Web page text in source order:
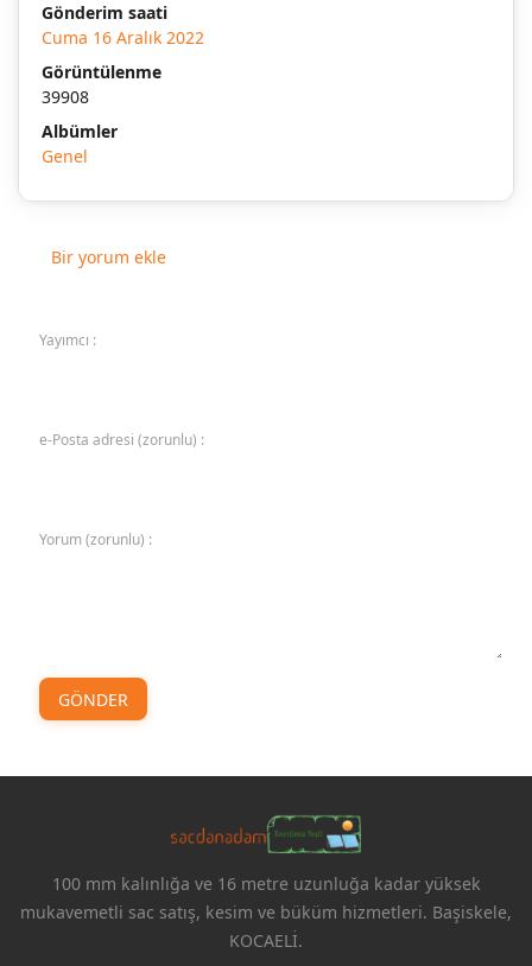
Gönderim saati
Cuma 16 Aralık 2022
Görüntülenme
39908
Albümler
Genel
Bir yorum ekle
Yayımcı :
e-Posta adresi (zorunlu) :
Yorum (zorunlu) :
GÖNDER
100 mm kalınlığa ve 16 metre uzunluğa kadar yüksek
mukavemetli sac satış, kesim ve büküm hizmetleri. Başiskele,
KOCAELİ.